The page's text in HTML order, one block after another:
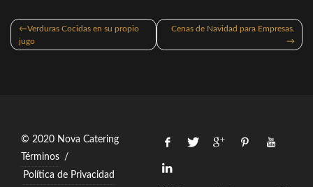
Navegación
de
entradas
Verduras Cocidas en su propio
jugo
Cenas de Navidad para Empresas.
© 2020 Nova Catering
Términos /
Política de Privacidad